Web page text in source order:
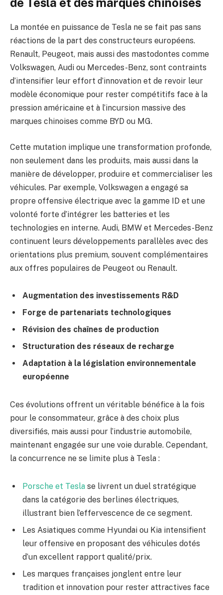
La montée en puissance de Tesla ne se fait pas sans
réactions de la part des constructeurs européens.
Renault, Peugeot, mais aussi des mastodontes comme
Volkswagen, Audi ou Mercedes-Benz, sont contraints
d’intensifier leur effort d’innovation et de revoir leur
modèle économique pour rester compétitifs face à la
pression américaine et à l’incursion massive des
marques chinoises comme BYD ou MG.
Cette mutation implique une transformation profonde,
non seulement dans les produits, mais aussi dans la
manière de développer, produire et commercialiser les
véhicules. Par exemple, Volkswagen a engagé sa
propre offensive électrique avec la gamme ID et une
volonté forte d’intégrer les batteries et les
technologies en interne. Audi, BMW et Mercedes-Benz
continuent leurs développements parallèles avec des
orientations plus premium, souvent complémentaires
aux offres populaires de Peugeot ou Renault.
Augmentation des investissements R&D
Forge de partenariats technologiques
Révision des chaînes de production
Structuration des réseaux de recharge
Adaptation à la législation environnementale
européenne
Ces évolutions offrent un véritable bénéfice à la fois
pour le consommateur, grâce à des choix plus
diversifiés, mais aussi pour l’industrie automobile,
maintenant engagée sur une voie durable. Cependant,
la concurrence ne se limite plus à Tesla :
Porsche et Tesla se livrent un duel stratégique
dans la catégorie des berlines électriques,
illustrant bien l’effervescence de ce segment.
Les Asiatiques comme Hyundai ou Kia intensifient
leur offensive en proposant des véhicules dotés
d’un excellent rapport qualité/prix.
Les marques françaises jonglent entre leur
tradition et innovation pour rester attractives face